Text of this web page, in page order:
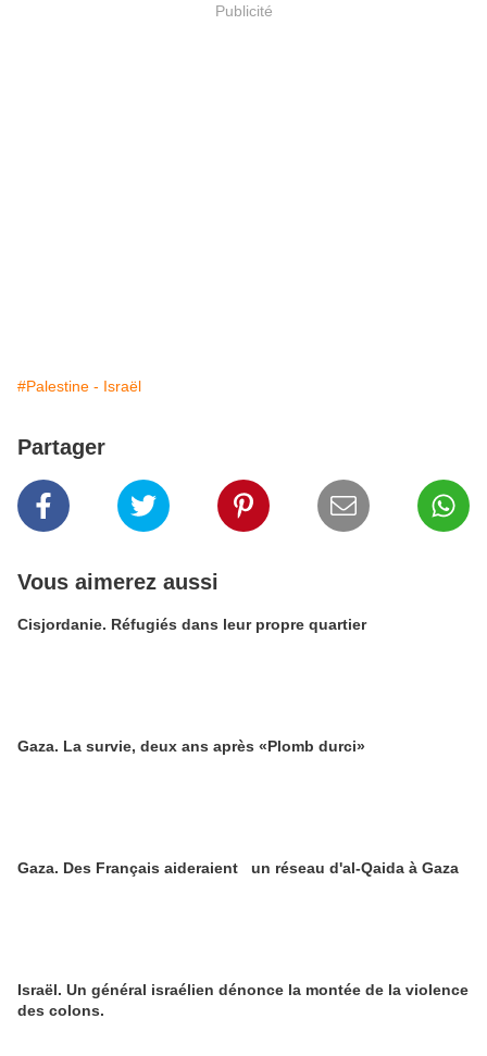
Publicité
#Palestine - Israël
Partager
Vous aimerez aussi
Cisjordanie. Réfugiés dans leur propre quartier
Gaza. La survie, deux ans après «Plomb durci»
Gaza. Des Français aideraient un réseau d'al-Qaida à Gaza
Israël. Un général israélien dénonce la montée de la violence
des colons.